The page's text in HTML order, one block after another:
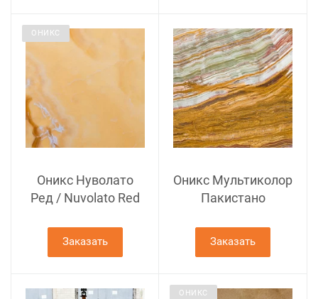
ОНИКС
Оникс Нуволато
Ред / Nuvolato Red
Заказать
Оникс Мультиколор
Пакистано
Заказать
ОНИКС